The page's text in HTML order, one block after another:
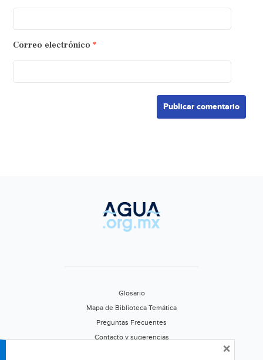
Correo electrónico *
Glosario
Mapa de Biblioteca Temática
Preguntas Frecuentes
Contacto y sugerencias
×